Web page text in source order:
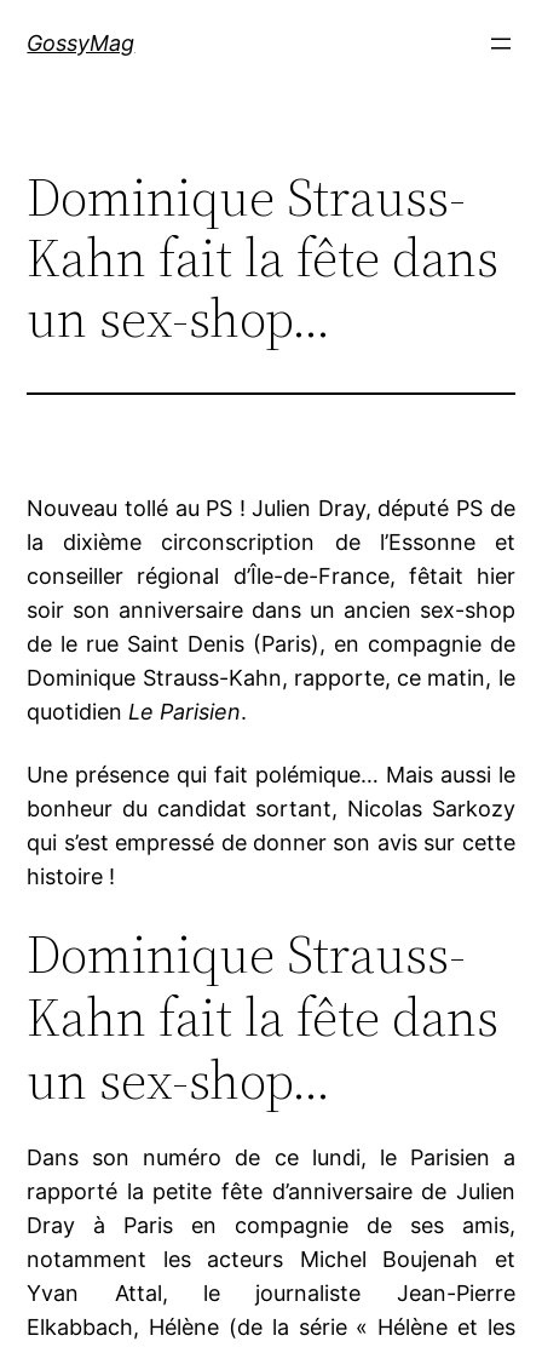
GossyMag
Dominique Strauss-
Kahn fait la fête dans
un sex-shop…
Nouveau tollé au PS ! Julien Dray, député PS de
la dixième circonscription de l’Essonne et
conseiller régional d’Île-de-France, fêtait hier
soir son anniversaire dans un ancien sex-shop
de le rue Saint Denis (Paris), en compagnie de
Dominique Strauss-Kahn, rapporte, ce matin, le
quotidien Le Parisien.
Une présence qui fait polémique… Mais aussi le
bonheur du candidat sortant, Nicolas Sarkozy
qui s’est empressé de donner son avis sur cette
histoire !
Dominique Strauss-
Kahn fait la fête dans
un sex-shop…
Dans son numéro de ce lundi, le Parisien a
rapporté la petite fête d’anniversaire de Julien
Dray à Paris en compagnie de ses amis,
notamment les acteurs Michel Boujenah et
Yvan Attal, le journaliste Jean-Pierre
Elkabbach, Hélène (de la série « Hélène et les